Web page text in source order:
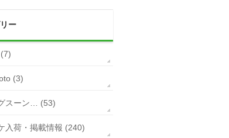
ー
(3)
スーン… (53)
入荷・掲載情報 (240)